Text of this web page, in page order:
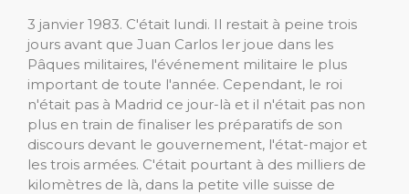
3 janvier 1983. C'était lundi. Il restait à peine trois
jours avant que Juan Carlos Ier joue dans les
Pâques militaires, l'événement militaire le plus
important de toute l'année. Cependant, le roi
n'était pas à Madrid ce jour-là et il n'était pas non
plus en train de finaliser les préparatifs de son
discours devant le gouvernement, l'état-major et
les trois armées. C'était pourtant à des milliers de
kilomètres de là, dans la petite ville suisse de